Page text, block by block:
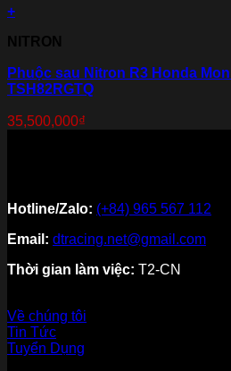
+
NITRON
Phuộc sau Nitron R3 Honda
TSH82RGTQ
35,500,000₫
Hotline/Zalo: (+84) 965 567 112
Email: dtracing.net@gmail.com
Thời gian làm việc: T2-CN
Về chúng tôi
Tin Tức
Tuyển Dụng